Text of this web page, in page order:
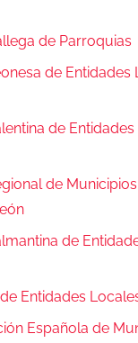
de Parroquias
de Entidades
de
de
de
Entidades
Española de